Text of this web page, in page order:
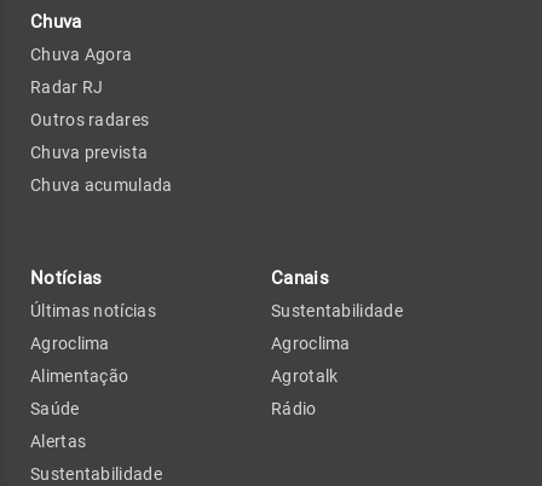
Chuva
Chuva Agora
Radar RJ
Outros radares
Chuva prevista
Chuva acumulada
Notícias
Últimas notícias
Agroclima
Alimentação
Saúde
Alertas
Sustentabilidade
Canais
Sustentabilidade
Agroclima
Agrotalk
Rádio